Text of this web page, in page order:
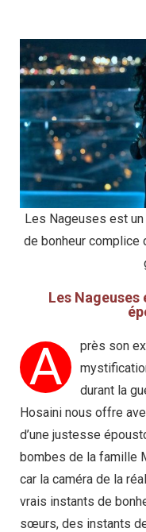
Les Nageuses est
de bonheur complice
Les
A près son
durant la
Hosaini nous offre
d’une justesse
bombes de la famille
car la caméra de la
vrais instants de
sœurs, des instants